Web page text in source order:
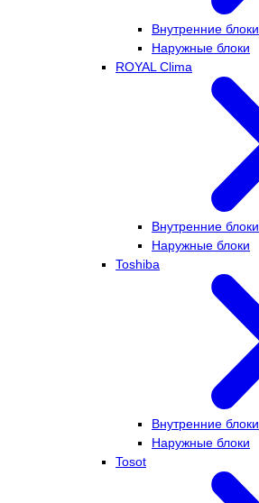
Внутренние блоки
Наружные блоки
ROYAL Clima
Внутренние блоки
Наружные блоки
Toshiba
Внутренние блоки
Наружные блоки
Tosot